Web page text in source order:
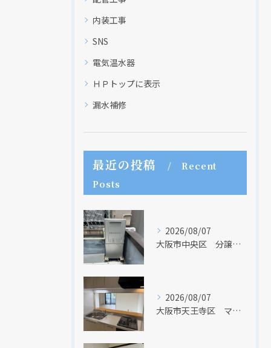
内装工事
SNS
電気温水器
ＨＰトップに表示
漏水補修
最近の投稿
Recent
Posts
2026/08/07
大阪市中央区 分譲マンションの給湯器取替リフォーム工事 UV除菌機能搭載給湯器
2026/08/07
大阪市天王寺区 マンションのキッチン取替及び内装リフォーム工事 クリナップ